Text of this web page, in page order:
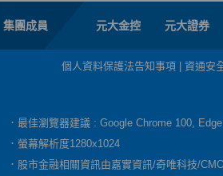
集團成員 元大金控 元大證券
個人資料保護法告知事項 資通安
．最佳瀏覽器建議 : Google Chrome 100,
．螢幕解析度1280x1024
．股市金融相關資訊由嘉實資訊/奇唯科技/